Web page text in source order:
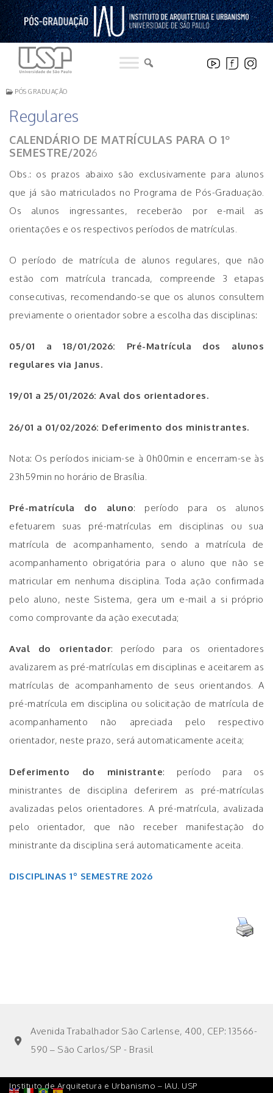
Pular
para
o
conteúdo
PÓS GRADUAÇÃO
Regulares
CALENDÁRIO DE MATRÍCULAS PARA O 1º
SEMESTRE/2026
Obs.: os prazos abaixo são exclusivamente para alunos
que já são matriculados no Programa de Pós-Graduação.
Os alunos ingressantes, receberão por e-mail as
orientações e os respectivos períodos de matrículas.
O período de matrícula de alunos regulares, que não
estão com matrícula trancada, compreende 3 etapas
consecutivas, recomendando-se que os alunos consultem
previamente o orientador sobre a escolha das disciplinas:
05/01 a 18/01/2026: Pré-Matrícula dos alunos
regulares via Janus.
19/01 a 25/01/2026: Aval dos orientadores.
26/01 a 01/02/2026: Deferimento dos ministrantes.
Nota: Os períodos iniciam-se à 0h00min e encerram-se às
23h59min no horário de Brasília.
Pré-matrícula do aluno: período para os alunos
efetuarem suas pré-matrículas em disciplinas ou sua
matrícula de acompanhamento, sendo a matrícula de
acompanhamento obrigatória para o aluno que não se
matricular em nenhuma disciplina. Toda ação confirmada
pelo aluno, neste Sistema, gera um e-mail a si próprio
como comprovante da ação executada;
Aval do orientador: período para os orientadores
avalizarem as pré-matrículas em disciplinas e aceitarem as
matrículas de acompanhamento de seus orientandos. A
pré-matrícula em disciplina ou solicitação de matrícula de
acompanhamento não apreciada pelo respectivo
orientador, neste prazo, será automaticamente aceita;
Deferimento do ministrante: período para os
ministrantes de disciplina deferirem as pré-matrículas
avalizadas pelos orientadores. A pré-matrícula, avalizada
pelo orientador, que não receber manifestação do
ministrante da disciplina será automaticamente aceita.
DISCIPLINAS 1º SEMESTRE 2026
Avenida Trabalhador São Carlense, 400, CEP: 13566-
590 – São Carlos/SP - Brasil
Instituto de Arquitetura e Urbanismo – IAU. USP